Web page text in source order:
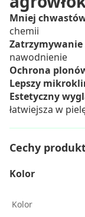
Mniej
chemii
nawodnienie
Ochrona
Lepszy
Estetyczny
łatwiejsza w
Cechy
Kolor
Kolor